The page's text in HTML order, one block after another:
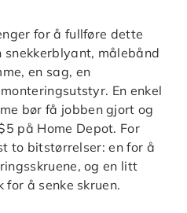
for å fullføre dette
målebånd
en sag, en
En enkel
bør få jobben gjort og
på Home Depot. For
to bitstørrelser: en for å
og en litt
å senke skruen.